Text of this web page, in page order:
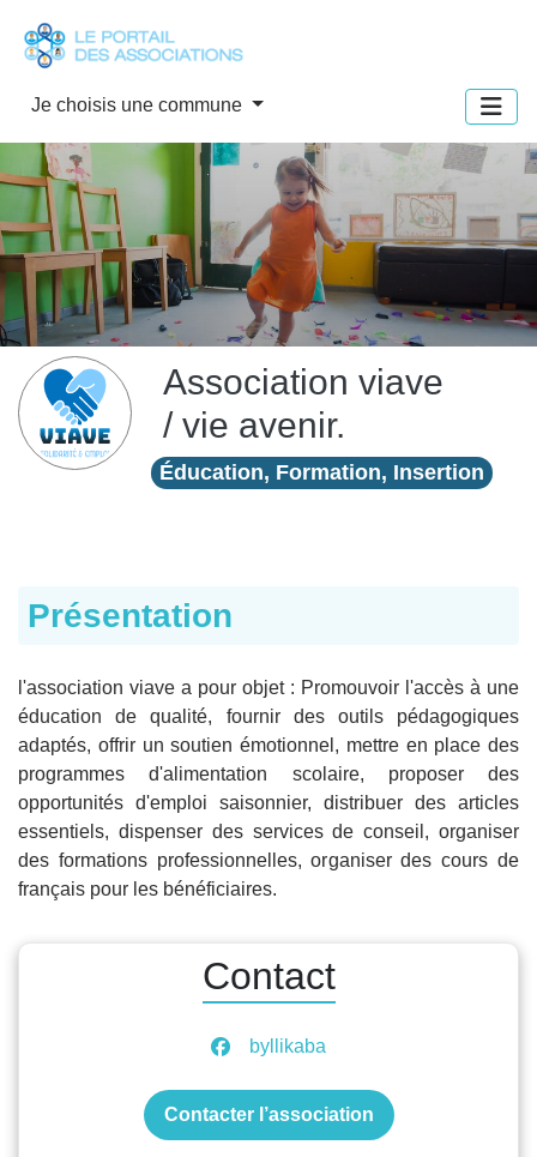
Je choisis une commune
Association viave
/ vie avenir.
Éducation, Formation, Insertion
Présentation
l'association viave a pour objet : Promouvoir l'accès à une
éducation de qualité, fournir des outils pédagogiques
adaptés, offrir un soutien émotionnel, mettre en place des
programmes d'alimentation scolaire, proposer des
opportunités d'emploi saisonnier, distribuer des articles
essentiels, dispenser des services de conseil, organiser
des formations professionnelles, organiser des cours de
français pour les bénéficiaires.
Contact
byllikaba
Contacter l’association